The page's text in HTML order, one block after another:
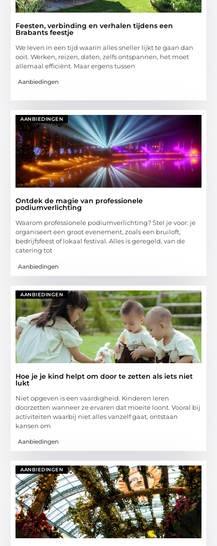
Feesten, verbinding en verhalen tijdens een
Brabants feestje
We leven in een tijd waarin alles sneller lijkt te gaan dan
ooit. Werken, reizen, daten, zelfs ontspannen, het moet
allemaal efficiënt. Maar ergens tussen
Aanbiedingen
AANBIEDINGEN
Ontdek de magie van professionele
podiumverlichting
Waarom professionele podiumverlichting? Stel je voor: je
organiseert een groot evenement, zoals een bruiloft,
bedrijfsfeest of lokaal festival. Alles is geregeld, van de
catering tot
Aanbiedingen
AANBIEDINGEN
Hoe je je kind helpt om door te zetten als iets niet
lukt
Niet opgeven is een vaardigheid. Kinderen leren
doorzetten wanneer ze ervaren dat moeite loont. Vooral bij
activiteiten waarbij niet alles vanzelf gaat, ontstaan
kansen om
Aanbiedingen
AANBIEDINGEN